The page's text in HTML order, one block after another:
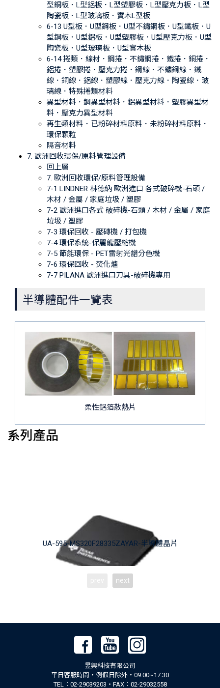
型銅板．L型鋁板．L型塑膠板．L型壓克力板．L型
陶瓷板．L型玻璃板．實木L型板
6-13 U型板．U型鋼板．U型不鏽鋼板．U型鐵板．U
型銅板．U型鋁板．U型塑膠板．U型壓克力板．U型
陶瓷板．U型玻璃板．U型實木板
6-14 捲類．線材．鋼捲．不鏽鋼捲．鐵捲．銅捲．
鋁捲．塑膠捲．壓克力捲．鋼線．不鏽鋼線．鐵
線．銅線．鋁線．塑膠線．壓克力線．陶瓷線．玻
璃線．特殊捲類材料
異型材料．鋼異型材料．鋁異型材料．塑膠異型材
料．壓克力異型材料
再生類材料．已粉碎材料原料．未粉碎材料原料．
環保顆粒
隔音材料
7. 歐洲回收環保/原料管理設備
回上層
7. 歐洲回收環保/原料管理設備
7-1 LINDNER 林德納 歐洲進口 各式破碎機-石頭 /
木材 / 金屬 / 家庭垃圾 / 塑膠
7-2 歐洲進口各式 破碎機-石頭 / 木材 / 金屬 / 家庭
垃圾 / 塑膠
7-3 環保回收 - 壓磚機 / 打包機
7-4 環保系統-保麗龍壓縮機
7-5 節能環保 - PET雷射光譜分色機
7-6 環保回收 - 焚化爐
7-7 PILANA 歐洲進口刀具-破碎機專用
半導體配件一覽表
柔性鋁箔散熱片
系列產品
UA-595-MS320F28335ZAYAR-半導體晶片
next
昱興科技有限公司
平日客服時間‧例假日除外‧09:00~17:30
TEL：02-29039203‧FAX：02-29032558